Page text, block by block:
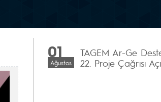
01
Ağustos
TAGEM Ar-Ge
22. Proje Çağrısı